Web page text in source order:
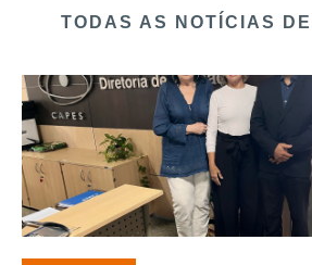
TODAS AS NOTÍCIAS​